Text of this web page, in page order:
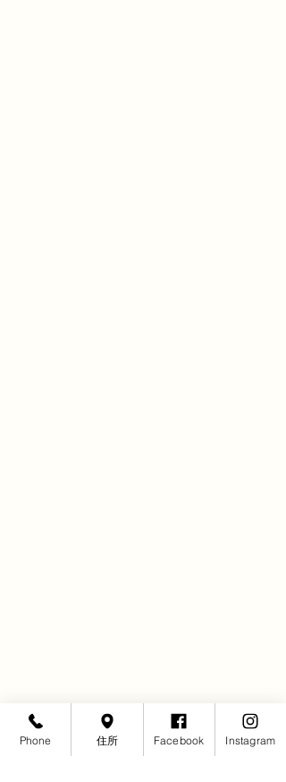
ブログ
Phone 住所 Facebook Instagram